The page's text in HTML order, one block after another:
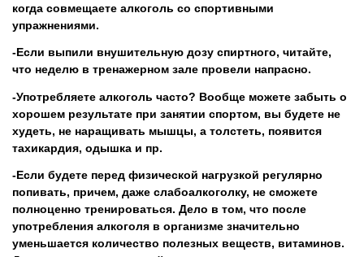
когда совмещаете алкоголь со спортивными
упражнениями.
Если выпили внушительную дозу спиртного, читайте,
что неделю в тренажерном зале провели напрасно.
Употребляете алкоголь часто? Вообще можете забыть о
хорошем результате при занятии спортом, вы будете не
худеть, не наращивать мышцы, а толстеть, появится
тахикардия, одышка и пр.
Если будете перед физической нагрузкой регулярно
попивать, причем, даже слабоалкоголку, не сможете
полноценно тренироваться. Дело в том, что после
употребления алкоголя в организме значительно
уменьшается количество полезных веществ, витаминов.